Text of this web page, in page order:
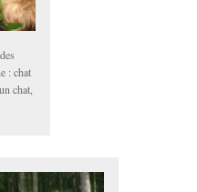
: chat
chat,